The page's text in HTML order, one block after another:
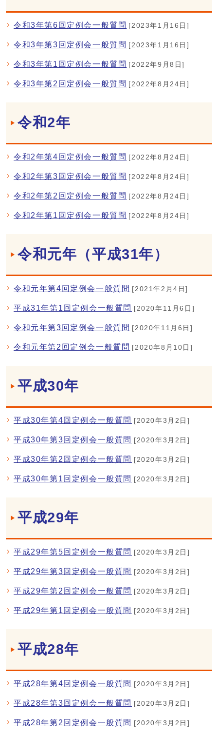
令和3年第6回定例会一般質問 [2023年1月16日]
令和3年第3回定例会一般質問 [2023年1月16日]
令和3年第1回定例会一般質問 [2022年9月8日]
令和3年第2回定例会一般質問 [2022年8月24日]
令和2年
令和2年第4回定例会一般質問 [2022年8月24日]
令和2年第3回定例会一般質問 [2022年8月24日]
令和2年第2回定例会一般質問 [2022年8月24日]
令和2年第1回定例会一般質問 [2022年8月24日]
令和元年（平成31年）
令和元年第4回定例会一般質問 [2021年2月4日]
平成31年第1回定例会一般質問 [2020年11月6日]
令和元年第3回定例会一般質問 [2020年11月6日]
令和元年第2回定例会一般質問 [2020年8月10日]
平成30年
平成30年第4回定例会一般質問 [2020年3月2日]
平成30年第3回定例会一般質問 [2020年3月2日]
平成30年第2回定例会一般質問 [2020年3月2日]
平成30年第1回定例会一般質問 [2020年3月2日]
平成29年
平成29年第5回定例会一般質問 [2020年3月2日]
平成29年第3回定例会一般質問 [2020年3月2日]
平成29年第2回定例会一般質問 [2020年3月2日]
平成29年第1回定例会一般質問 [2020年3月2日]
平成28年
平成28年第4回定例会一般質問 [2020年3月2日]
平成28年第3回定例会一般質問 [2020年3月2日]
平成28年第2回定例会一般質問 [2020年3月2日]